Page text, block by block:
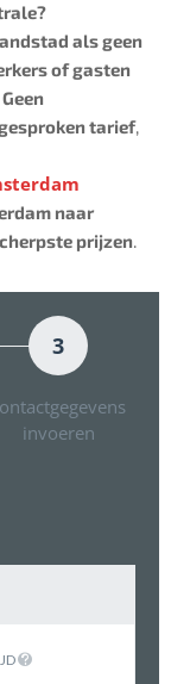
als geen
of gasten
Geen
tarief,
naar
prijzen.
3
invoeren